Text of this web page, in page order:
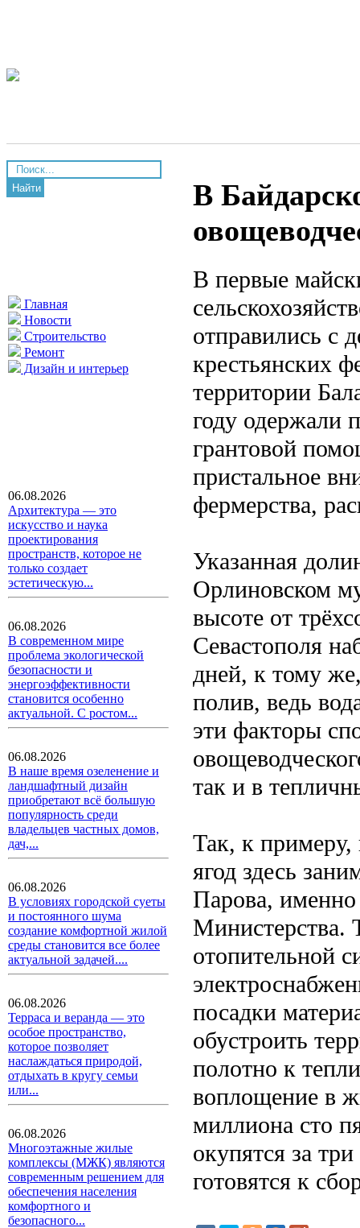
Найти
Главная
Новости
Строительство
Ремонт
Дизайн и интерьер
06.08.2026
Архитектура — это
искусство и наука
проектирования
пространств, которое не
только создает
эстетическую...
06.08.2026
В современном мире
проблема экологической
безопасности и
энергоэффективности
становится особенно
актуальной. С ростом...
06.08.2026
В наше время озеленение и
ландшафтный дизайн
приобретают всё большую
популярность среди
владельцев частных домов,
дач,...
06.08.2026
В условиях городской суеты
и постоянного шума
создание комфортной жилой
среды становится все более
актуальной задачей....
06.08.2026
Терраса и веранда — это
особое пространство,
которое позволяет
наслаждаться природой,
отдыхать в кругу семьи
или...
06.08.2026
Многоэтажные жилые
комплексы (МЖК) являются
современным решением для
обеспечения населения
комфортного и
безопасного...
В
В первые
отправились с
крестьянских
территории
году одержали
грантовой
пристальное
фермерства,
Указанная
Орлиновском
высоте от
Севастополя
дней, к тому
полив, ведь
эти факторы
так и в
Так, к
ягод здесь
Парова,
Министерства.
отопительной
посадки
обустроить
полотно к
воплощение в
миллиона сто
окупятся за
готовятся к